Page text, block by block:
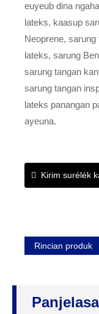
euyeub dina
lateks, kaasup
Neoprene,
lateks, sarung
sarung tangan
sarung tangan
lateks panangan
ayeuna.
Kirim surélék
Rincian produk